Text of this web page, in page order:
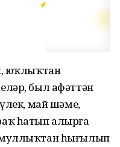
юҡлыҡтан
был афәттән
май шәме,
һатып алырға
һығылып